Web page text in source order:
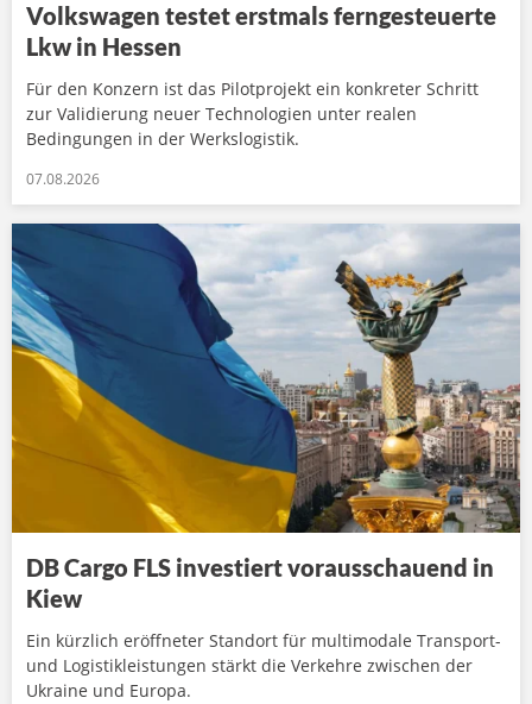
Volkswagen testet erstmals ferngesteuerte
Lkw in Hessen
Für den Konzern ist das Pilotprojekt ein konkreter Schritt
zur Validierung neuer Technologien unter realen
Bedingungen in der Werkslogistik.
07.08.2026
DB Cargo FLS investiert vorausschauend in
Kiew
Ein kürzlich eröffneter Standort für multimodale Transport-
und Logistikleistungen stärkt die Verkehre zwischen der
Ukraine und Europa.